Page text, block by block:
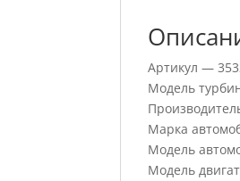
Артикул —
Модель
Марка
Модель
Модель